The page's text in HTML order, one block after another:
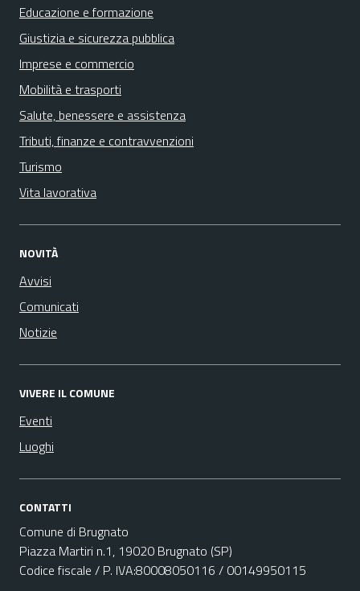
Educazione e formazione
Giustizia e sicurezza pubblica
Imprese e commercio
Mobilità e trasporti
Salute, benessere e assistenza
Tributi, finanze e contravvenzioni
Turismo
Vita lavorativa
NOVITÀ
Avvisi
Comunicati
Notizie
VIVERE IL COMUNE
Eventi
Luoghi
CONTATTI
Comune di Brugnato
Piazza Martiri n.1, 19020 Brugnato (SP)
Codice fiscale / P. IVA:80008050116 / 00149950115